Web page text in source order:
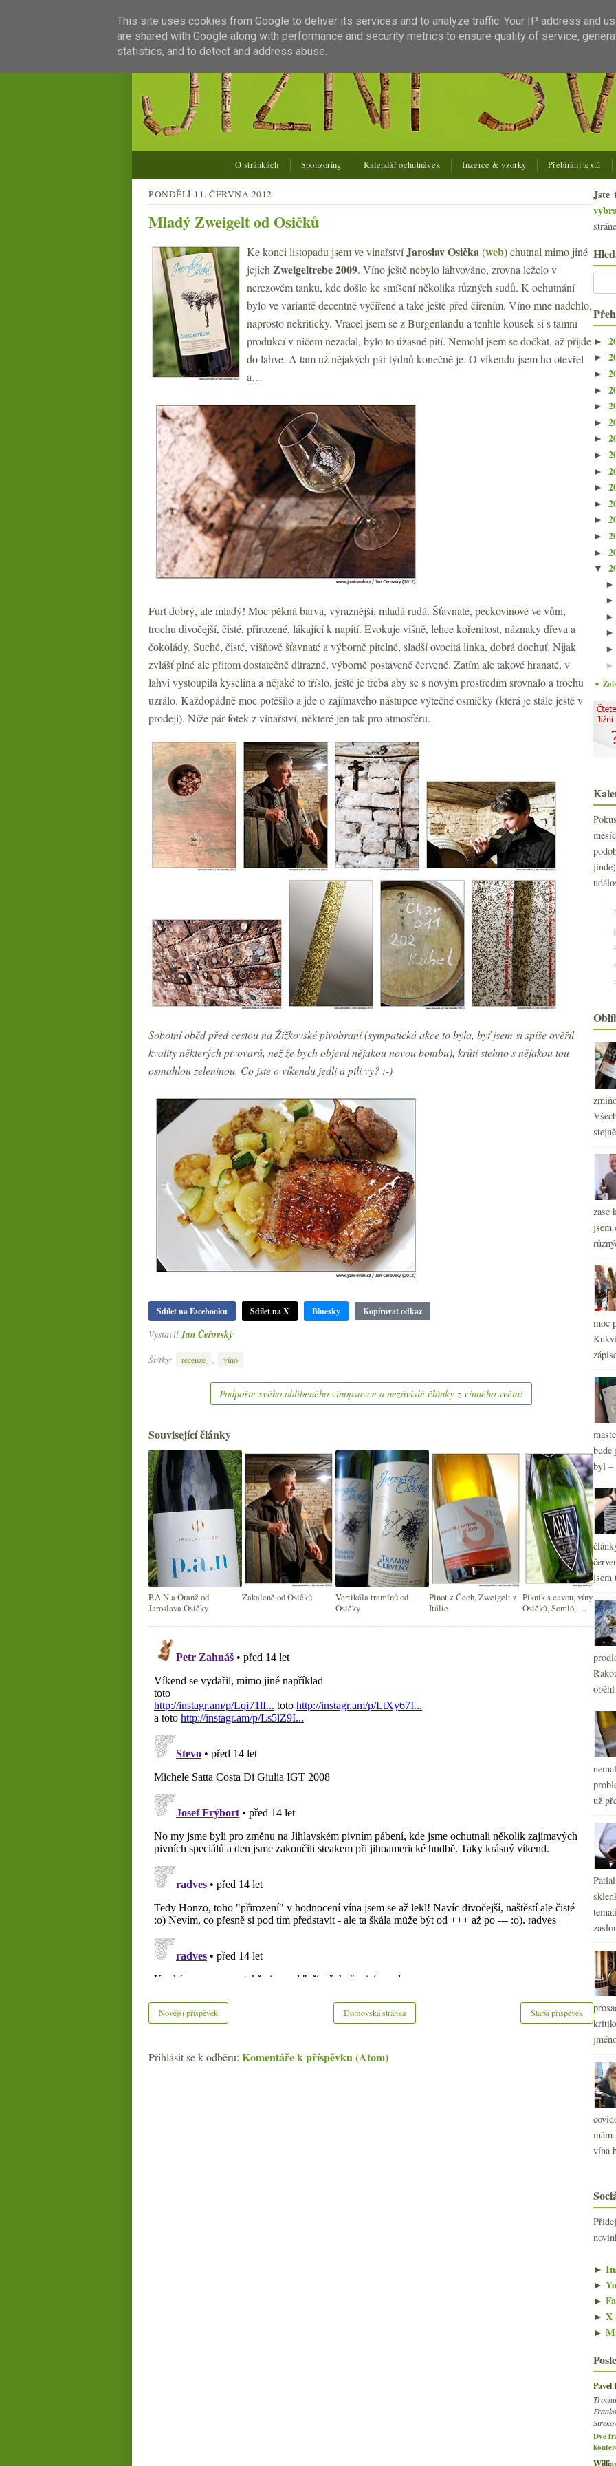
O stránkách Sponzoring Kalendář ochutnávek Inzerce & vzorky Přebírání textů
PONDĚLÍ 11. ČERVNA 2012
Mladý Zweigelt od Osičků
Ke konci listopadu jsem ve vinařstvíJaroslav Osička(web) chutnal mimo jiné
jejich Zweigeltrebe 2009. Víno ještě nebylo lahvováno, zrovna leželo v
nerezovém tanku, kde došlo ke smíšení několika různých sudů. K ochutnání
bylo ve variantě decentně vyčiřené a také ještě před čiřením. Víno mne nadchlo,
naprosto nekriticky. Vracel jsem se z Burgenlandu a tenhle kousek si s tamní
produkcí v ničem nezadal, bylo to úžasné pití. Nemohl jsem se dočkat, až přijde
do lahve. A tam už nějakých pár týdnů konečně je. O víkendu jsem ho otevřel
a…
Furt dobrý, ale mladý! Moc pěkná barva, výraznější, mladá rudá. Šťavnaté, peckovinové ve vůni,
trochu divočejší, čisté, přirozené, lákající k napití. Evokuje višně, lehce kořenitost, náznaky dřeva a
čokolády. Suché, čisté, višňově šťavnaté a výborně pitelné, sladší ovocitá linka, dobrá dochuť. Nijak
zvlášť plné ale přitom dostatečně důrazné, výborně postavené červené. Zatím ale takové hranaté, v
lahvi vystoupila kyselina a nějaké to tříslo, ještě je třeba aby se s novým prostředím srovnalo a trochu
uzrálo. Každopádně moc potěšilo a jde o zajímavého nástupce výtečné osmičky (která je stále ještě v
prodeji). Níže pár fotek z vinařství, některé jen tak pro atmosféru.
Sobotní oběd před cestou na Žižkovské pivobraní (sympatická akce to byla, byť jsem si spíše ověřil
kvality některých pivovarů, než že bych objevil nějakou novou bombu), krůtí stehno s nějakou tou
osmahlou zeleninou. Co jste o víkendu jedli a pili vy? :-)
Sdílet na Facebooku Sdílet na X Bluesky Kopírovat odkaz
VystavilJan Čeřovský
Štítky:
recenze víno
Podpořte svého oblíbeného vínopsavce a nezávislé články z vinného světa!
Související články
P.A.N a Oranž od
Jaroslava Osičky
Zakaleně od Osičků
Vertikála tramínů od
Osičky
Pinot z Čech, Zweigelt z
Itálie
Piknik s cavou, víny od
Osičků, Somló, …
Novější příspěvek Starší příspěvek
Domovská stránka
Přihlásit se k odběru: Komentáře k příspěvku (Atom)
Jste
►
►
►
►
►
►
►
►
►
►
►
►
►
►
▼
►
►
►
►
►
▼
zase
jsem
moc
bude
byl –
jsem
už
mám
vína
►
►
►
► X
►
Pavel
Dvě
This site uses cookies from Google to deliver its services and to analyze traffic. Your IP address and
are shared with Google along with performance and security metrics to ensure quality of service,
statistics, and to detect and address abuse.